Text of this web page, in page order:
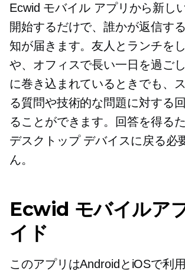
Ecwid モバイル アプリから新し
開始するだけで、誰かが返信す
知が届きます。友人とランチを
や、オフィスで長い一日を過ご
に巻き込まれているときでも、
る質問や技術的な問題に対する
ることができます。回答を得る
デスクトップ デバイスに戻る必
ん。
Ecwid モバイルア
イド
このアプリはAndroidとiOSで利